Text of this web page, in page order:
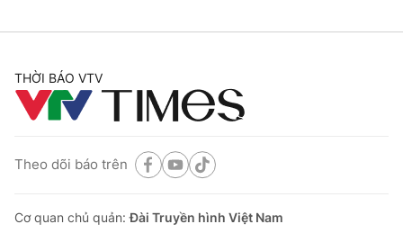
THỜI BÁO VTV
Theo dõi báo trên
Cơ quan chủ quản:Đài Truyền hình Việt Nam